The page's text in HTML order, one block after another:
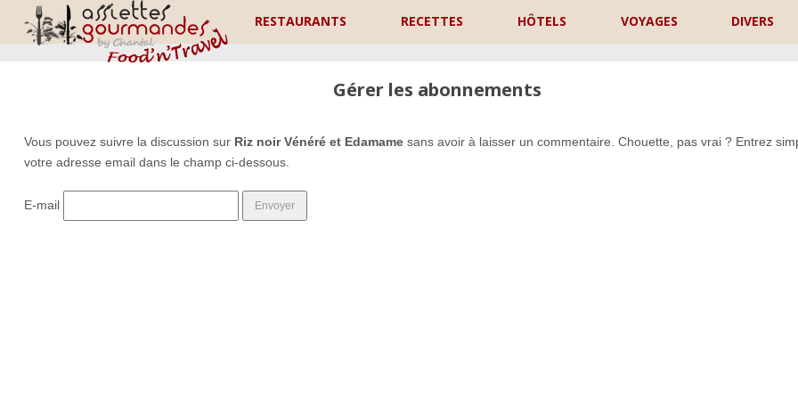
RESTAURANTS RECETTES HÔTELS VOYAGES DIVERS
Gérer les abonnements
Vous pouvez suivre la discussion sur Riz noir Vénéré et Edamamesans avoir à laisser un commentaire. Chouette, pas vrai ? Entrez
votre adresse email dans le champ ci-dessous.
E-mail